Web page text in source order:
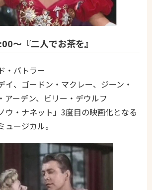
～『二人でお茶を』
・バトラー
イ、ゴードン・マクレー、ジーン・
アーデン、ビリー・デウルフ
ウ・ナネット」3度目の映画化となる
ージカル。